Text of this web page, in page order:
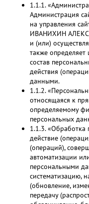
1.1.1.
Администрация
на управления
ИВАНИХИН
и (или)
также
состав
действия
данными.
1.1.2.
относящаяся к
определяемому
персональных
1.1.3.
действие
(операций),
автоматизации
персональными
систематизацию,
(обновление,
передачу